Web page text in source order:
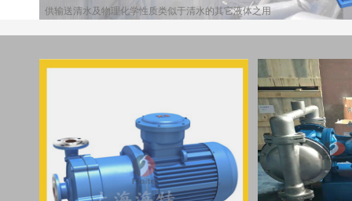
供输送清水及物理化学性质类似于清水的其它液体之用